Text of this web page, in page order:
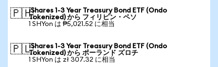
🇵🇭iShares 1-3 Year Treasury Bond ETF (Ondo
Tokenized) から フィリピン・ペソ
1 SHYon は ₱5,021.52 に相当
🇵🇱iShares 1-3 Year Treasury Bond ETF (Ondo
Tokenized) から ポーランド ズロチ
1 SHYon は zł 307.32 に相当